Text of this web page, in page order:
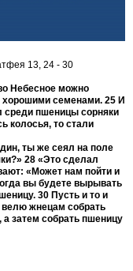
13, 24 - 30
Небесное можно
хорошими семенами. 25 И
среди пшеницы сорняки
колосья, то стали
ты же сеял на поле
28 «Это сделал
«Может нам пойти и
вы будете вырывать
30 Пусть и то и
жнецам собрать
а затем собрать пшеницу